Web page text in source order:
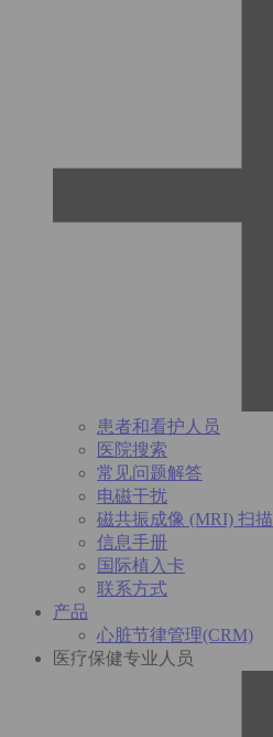
患者和看护人员
医院搜索
常见问题解答
电磁干扰
磁共振成像 (MRI) 扫描
信息手册
国际植入卡
联系方式
产品
心脏节律管理(CRM)
医疗保健专业人员